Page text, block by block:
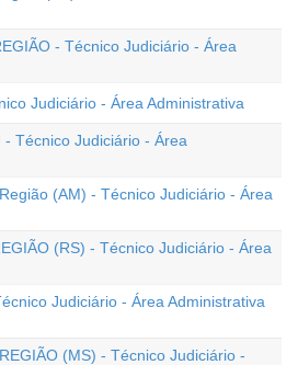
- Técnico Judiciário - Área
Judiciário - Área Administrativa
Técnico Judiciário - Área
(AM) - Técnico Judiciário - Área
(RS) - Técnico Judiciário - Área
Judiciário - Área Administrativa
(MS) - Técnico Judiciário -